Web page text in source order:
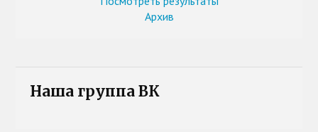
Архив
Наша группа ВК